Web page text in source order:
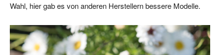
Wahl, hier gab es von anderen Herstellern bessere Modelle.